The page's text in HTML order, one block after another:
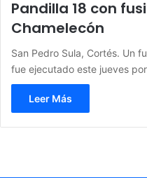
Pandilla 18 con
Chamelecón
San Pedro Sula, Cortés. Un
fue ejecutado este jueves
Leer Más